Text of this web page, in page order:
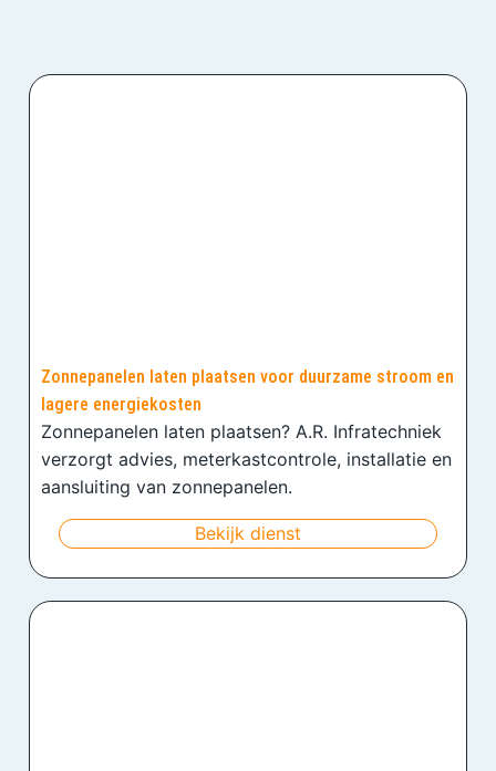
Zonnepanelen laten plaatsen voor duurzame stroom en
lagere energiekosten
Zonnepanelen laten plaatsen? A.R. Infratechniek
verzorgt advies, meterkastcontrole, installatie en
aansluiting van zonnepanelen.
Bekijk dienst